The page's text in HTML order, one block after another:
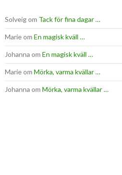
Solveigom Tack för fina dagar …
Marieom En magisk kväll …
Johanna om En magisk kväll …
Marieom Mörka, varma kvällar …
Johanna om Mörka, varma kvällar …